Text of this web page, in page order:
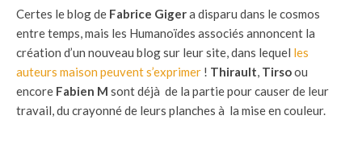
Certes le blog de Fabrice Gigera disparu dans le cosmos
entre temps, mais les Humanoïdes associés annoncent la
création d’un nouveau blog sur leur site, dans lequel les
auteurs maison peuvent s’exprimer ! Thirault, Tirsoou
encore Fabien M sont déjà de la partie pour causer de leur
travail, du crayonné de leurs planches à la mise en couleur.